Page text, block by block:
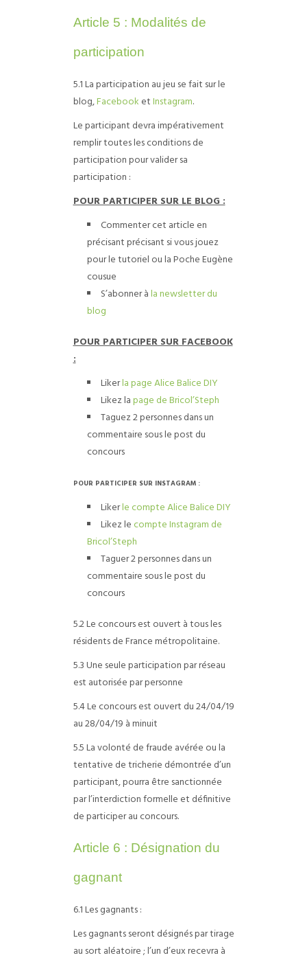
Article 5 : Modalités de
participation
5.1 La participation au jeu se fait sur le
blog,Facebook etInstagram.
Le participant devra impérativement
remplir toutes les conditions de
participation pour valider sa
participation :
POUR PARTICIPER SUR LE BLOG :
Commenter cet article en
précisant précisant si vous jouez
pour le tutoriel ou la Poche Eugène
cousue
S’abonner àla newsletter du
blog
POUR PARTICIPER SUR FACEBOOK
:
Likerla page Alice Balice DIY
Likez lapage de Bricol’Steph
Taguez 2 personnes dans un
commentaire sous le post du
concours
POUR PARTICIPER SUR INSTAGRAM :
Likerle compte Alice Balice DIY
Likez le compte Instagram de
Bricol’Steph
Taguer 2 personnes dans un
commentaire sous le post du
concours
5.2 Le concours est ouvert à tous les
résidents de France métropolitaine.
5.3 Une seule participation par réseau
est autorisée par personne
5.4 Le concours est ouvert du 24/04/19
au 28/04/19 à minuit
5.5 La volonté de fraude avérée ou la
tentative de tricherie démontrée d’un
participant, pourra être sanctionnée
par l’interdiction formelle et définitive
de participer au concours.
Article 6 : Désignation du
gagnant
6.1 Les gagnants :
Les gagnants seront désignés par tirage
au sort aléatoire ; l’un d’eux recevra à